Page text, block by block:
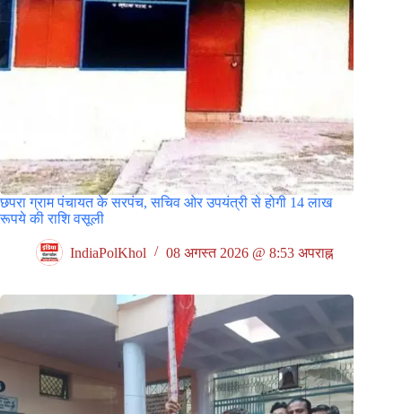
छपरा ग्राम पंचायत के सरपंच, सचिव ओर उपयंत्री से होगी 14 लाख
रूपये की राशि वसूली
IndiaPolKhol 08 अगस्त 2026 @ 8:53 अपराह्न